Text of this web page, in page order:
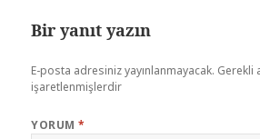
Bir yanıt yazın
E-posta adresiniz yayınlanmayacak. Gerekli
işaretlenmişlerdir
YORUM*